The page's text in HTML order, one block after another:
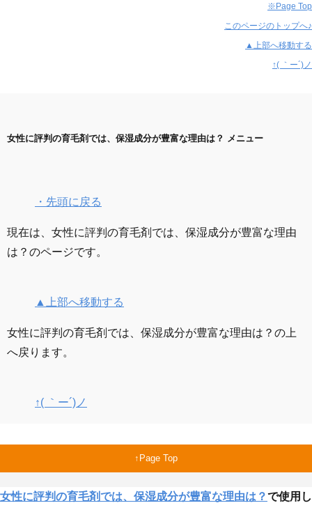
※Page Top
このページのトップへ♪
▲上部へ移動する
↑( ｀ー´)ノ
女性に評判の育毛剤では、保湿成分が豊富な理由は？ メニュー
・先頭に戻る
現在は、女性に評判の育毛剤では、保湿成分が豊富な理由
は？のページです。
▲上部へ移動する
女性に評判の育毛剤では、保湿成分が豊富な理由は？の上
へ戻ります。
↑( ｀ー´)ノ
Page Top
女性に評判の育毛剤では、保湿成分が豊富な理由は？で使用し